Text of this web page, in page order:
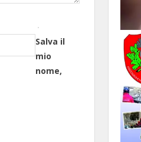
Salva il
mio
nome,